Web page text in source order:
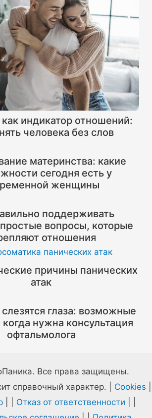
индикатор отношений:
человека без слов
материнства: какие
сегодня есть у
женщины
поддерживать
вопросы, которые
отношения
причины панических
атак
глаза: возможные
нужна консультация
офтальмолога
Все права защищены.
справочный характер. | Cookies
Отказ от ответственности